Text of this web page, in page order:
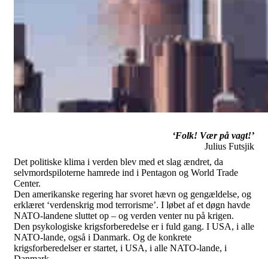
‘Folk! Vær på vagt!’
Julius Futsjik
Det politiske klima i verden blev med et slag ændret, da
selvmordspiloterne hamrede ind i Pentagon og World Trade
Center.
Den amerikanske regering har svoret hævn og gengældelse, og
erklæret ‘verdenskrig mod terrorisme’. I løbet af et døgn havde
NATO-landene sluttet op – og verden venter nu på krigen.
Den psykologiske krigsforberedelse er i fuld gang. I USA, i alle
NATO-lande, også i Danmark. Og de konkrete
krigsforberedelser er startet, i USA, i alle NATO-lande, i